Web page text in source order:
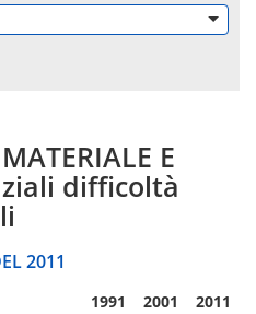
E
difficoltà
2011
1991 2001 2011